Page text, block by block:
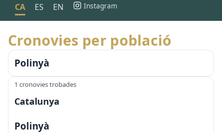
CA ES EN Instagram
Cronovies per població
Polinyà
1 cronovies trobades
Catalunya
Polinyà